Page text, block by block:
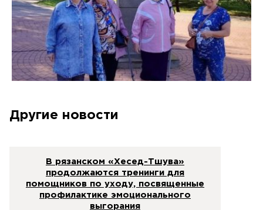
Другие новости
В рязанском «Хесед-Тшува»
продолжаются тренинги для
помощников по уходу, посвященные
профилактике эмоционального
выгорания